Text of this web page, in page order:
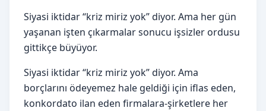
Siyasi iktidar “kriz miriz yok” diyor. Ama her gün
yaşanan işten çıkarmalar sonucu işsizler ordusu
gittikçe büyüyor.
Siyasi iktidar “kriz miriz yok” diyor. Ama
borçlarını ödeyemez hale geldiği için iflas eden,
konkordato ilan eden firmalara-şirketlere her